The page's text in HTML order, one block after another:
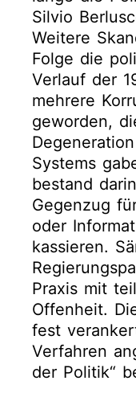
Silvio
Weitere
Folge die
Verlauf der
mehrere
geworden,
Systems
bestand
Gegenzug
oder
kassieren.
Praxis mit
Offenheit.
fest
Verfahren
der Politik“